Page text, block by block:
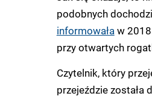
podobnych
informowała w
przy otwartych
Czytelnik, który
przejeździe została